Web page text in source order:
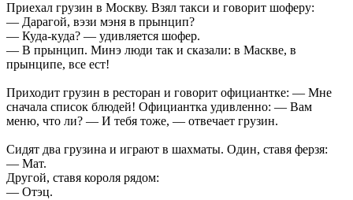
Приехал грузин в Москву. Взял такси и говорит шоферу:
— Дарагой, вэзи мэня в прынцип?
— Куда-куда? — удивляется шофер.
— В прынцип. Минэ люди так и сказали: в Маскве, в
прынципе, все ест!
Приходит грузин в ресторан и говорит официантке: — Мне
сначала список блюдей! Официантка удивленно: — Вам
меню, что ли? — И тебя тоже, — отвечает грузин.
Сидят два грузина и играют в шахматы. Один, ставя ферзя:
— Мат.
Другой, ставя короля рядом:
— Отэц.